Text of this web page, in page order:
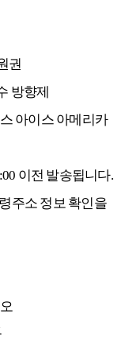
권
방향제
아이스 아메리카
이전 발송됩니다.
주소 정보 확인을